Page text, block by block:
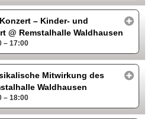
– Kinder- und
@ Remstalhalle Waldhausen
– 17:00
Mitwirkung des
Waldhausen
– 18:00